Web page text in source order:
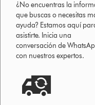
¿No encuentras la
que buscas o necesitas
ayuda? Estamos aquí
asistirte. Inicia una
conversación de
con nuestros expertos.